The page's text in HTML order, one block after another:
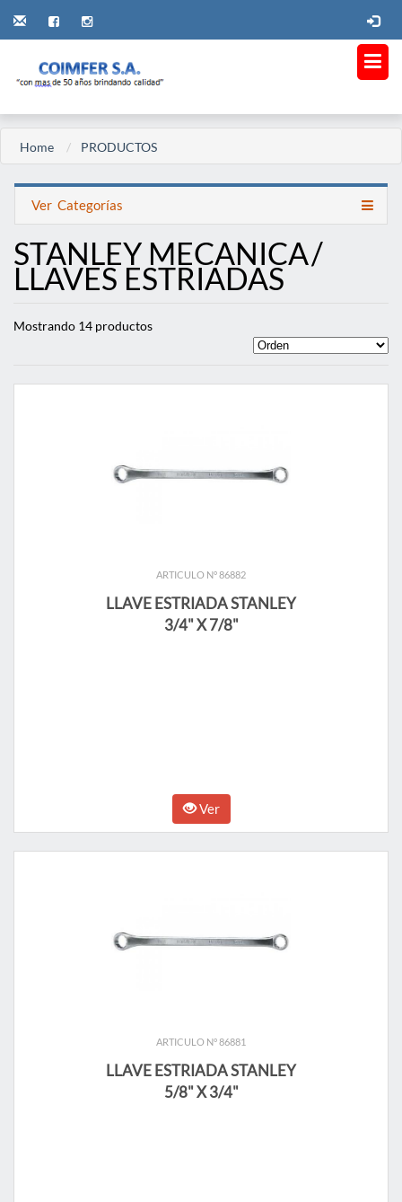
Home PRODUCTOS
Ver Categorías
STANLEY MECANICA/
LLAVES ESTRIADAS
Mostrando 14 productos
ARTICULO N° 86882
LLAVE ESTRIADA STANLEY
3/4" X 7/8"
Ver
ARTICULO N° 86881
LLAVE ESTRIADA STANLEY
5/8" X 3/4"